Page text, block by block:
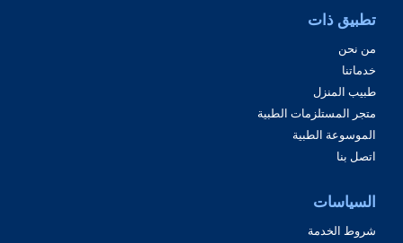
تطبيق ذات
من نحن
خدماتنا
طبيب المنزل
متجر المستلزمات الطبية
الموسوعة الطبية
اتصل بنا
السياسات
شروط الخدمة